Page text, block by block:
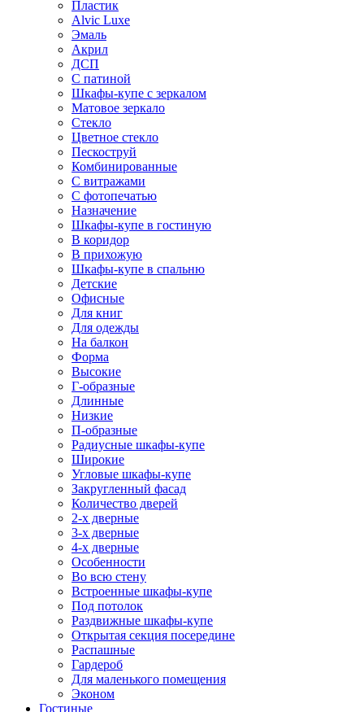
Пластик
Alvic Luxe
Эмаль
Акрил
ДСП
С патиной
Шкафы-купе с зеркалом
Матовое зеркало
Стекло
Цветное стекло
Пескоструй
Комбинированные
С витражами
С фотопечатью
Назначение
Шкафы-купе в гостиную
В коридор
В прихожую
Шкафы-купе в спальню
Детские
Офисные
Для книг
Для одежды
На балкон
Форма
Высокие
Г-образные
Длинные
Низкие
П-образные
Радиусные шкафы-купе
Широкие
Угловые шкафы-купе
Закругленный фасад
Количество дверей
2-х дверные
3-х дверные
4-х дверные
Особенности
Во всю стену
Встроенные шкафы-купе
Под потолок
Раздвижные шкафы-купе
Открытая секция посередине
Распашные
Гардероб
Для маленького помещения
Эконом
Гостиные